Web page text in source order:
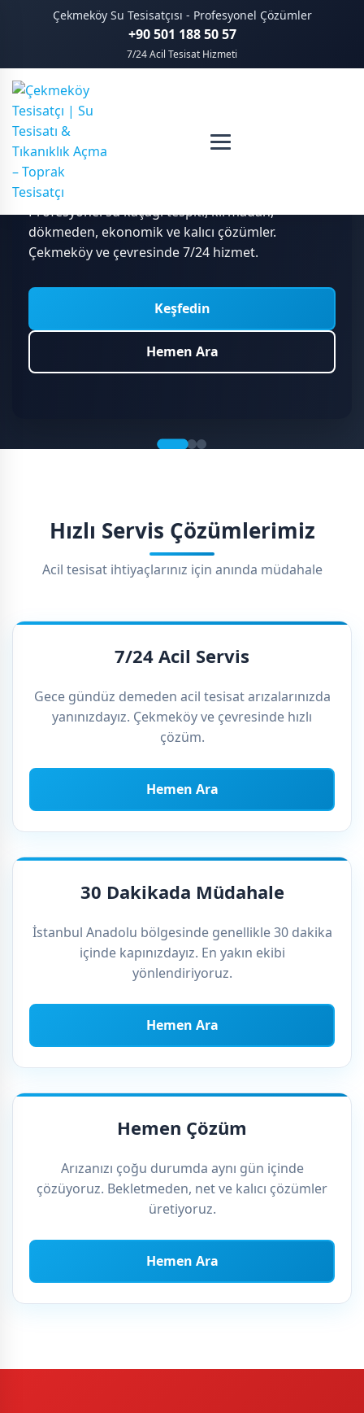
Çekmeköy Su Tesisatçısı - Profesyonel Çözümler
+90 501 188 50 57
7/24 Acil Tesisat Hizmeti
Çekmeköy Su Tesisatçısı -
Cihazlı Kaçak Tespiti
Profesyonel su kaçağı tespiti, kırmadan,
dökmeden, ekonomik ve kalıcı çözümler.
Çekmeköy ve çevresinde 7/24 hizmet.
Keşfedin
Hemen Ara
Keşfedin
WhatsApp'tan Yaz
Keşfedin
Hemen Ara
Hızlı Servis Çözümlerimiz
Acil tesisat ihtiyaçlarınız için anında müdahale
7/24 Acil Servis
Gece gündüz demeden acil tesisat arızalarınızda
yanınızdayız. Çekmeköy ve çevresinde hızlı
çözüm.
Hemen Ara
30 Dakikada Müdahale
İstanbul Anadolu bölgesinde genellikle 30 dakika
içinde kapınızdayız. En yakın ekibi
yönlendiriyoruz.
Hemen Ara
Hemen Çözüm
Arızanızı çoğu durumda aynı gün içinde
çözüyoruz. Bekletmeden, net ve kalıcı çözümler
üretiyoruz.
Hemen Ara